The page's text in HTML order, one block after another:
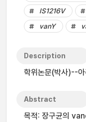
IS1216V
vanY
Description
학위논문(박사)--
Abstract
목적: 장구균의